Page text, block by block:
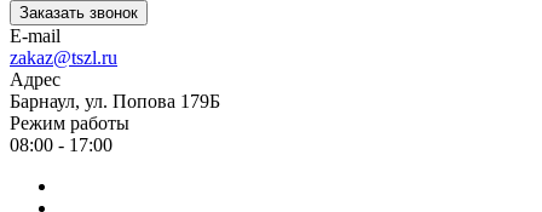
Заказать звонок
E-mail
zakaz@tszl.ru
Адрес
Барнаул, ул. Попова 179Б
Режим работы
08:00 - 17:00